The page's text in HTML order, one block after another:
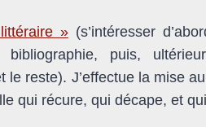
»(s’intéresser
puis,
reste). J’effectue la mise
qui récure, qui décape, et qui